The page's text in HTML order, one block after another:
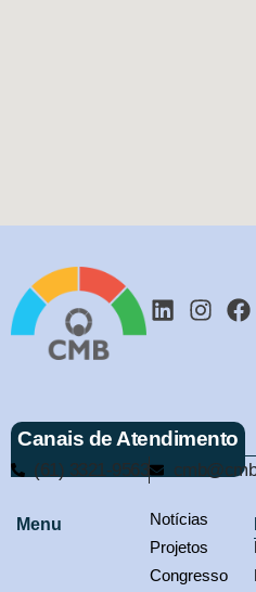
Canais de Atendimento
(61) 3321-9563
Menu
Notícias
Projetos
Congresso